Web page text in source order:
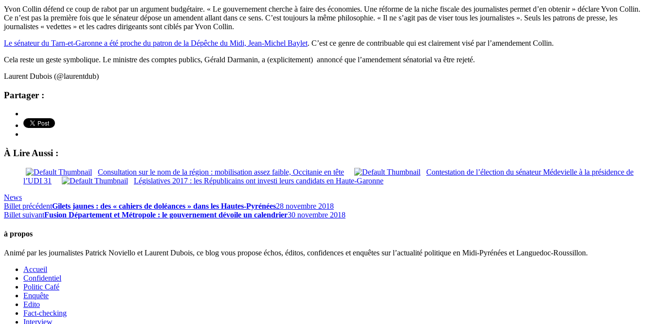
Yvon Collin défend ce coup de rabot par un argument budgétaire. « Le gouvernement cherche à faire des économies. Une réforme de la niche fiscale des journalistes permet d’en obtenir » déclare Yvon Collin.
Ce n’est pas la première fois que le sénateur dépose un amendent allant dans ce sens. C’est toujours la même philosophie. « Il ne s’agit pas de viser tous les journalistes ». Seuls les patrons de presse, les
journalistes « vedettes » et les cadres dirigeants sont ciblés par Yvon Collin.
Le sénateur du Tarn-et-Garonne a été proche du patron de la Dépêche du Midi, Jean-Michel Baylet. C’est ce genre de contribuable qui est clairement visé par l’amendement Collin.
Cela reste un geste symbolique. Le ministre des comptes publics, Gérald Darmanin, a (explicitement) annoncé que l’amendement sénatorial va être rejeté.
Laurent Dubois (@laurentdub)
Partager :
À Lire Aussi :
Consultation sur le nom de la région : mobilisation assez faible, Occitanie en tête
Contestation de l’élection du sénateur Médevielle à la présidence de
l’UDI 31
Législatives 2017 : les Républicains ont investi leurs candidats en Haute-Garonne
News
Billet précédentGilets jaunes : des « cahiers de doléances » dans les Hautes-Pyrénées28 novembre 2018
Billet suivantFusion Département et Métropole : le gouvernement dévoile un calendrier30 novembre 2018
à propos
Animé par les journalistes Patrick Noviello et Laurent Dubois, ce blog vous propose échos, éditos, confidences et enquêtes sur l’actualité politique en Midi-Pyrénées et Languedoc-Roussillon.
Accueil
Confidentiel
Politic Café
Enquête
Edito
Fact-checking
Interview